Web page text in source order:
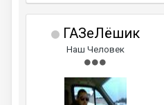
ГАЗеЛёшик
Наш Человек